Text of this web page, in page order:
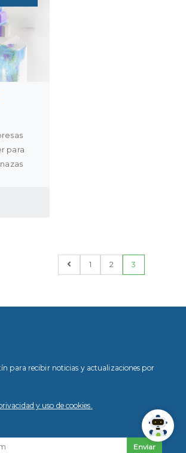
para
para Office 365
1 2 3
para recibir noticias y actualizaciones por
y uso de cookies.
Enviar